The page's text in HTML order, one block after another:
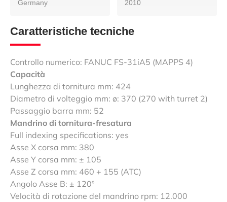
Germany
2010
Caratteristiche tecniche
Controllo numerico: FANUC FS-31iA5 (MAPPS 4)
Capacità
Lunghezza di tornitura mm: 424
Diametro di volteggio mm: ø: 370 (270 with turret 2)
Passaggio barra mm: 52
Mandrino di tornitura-fresatura
Full indexing specifications: yes
Asse X corsa mm: 380
Asse Y corsa mm: ± 105
Asse Z corsa mm: 460 + 155 (ATC)
Angolo Asse B: ± 120º
Velocità di rotazione del mandrino rpm: 12.000